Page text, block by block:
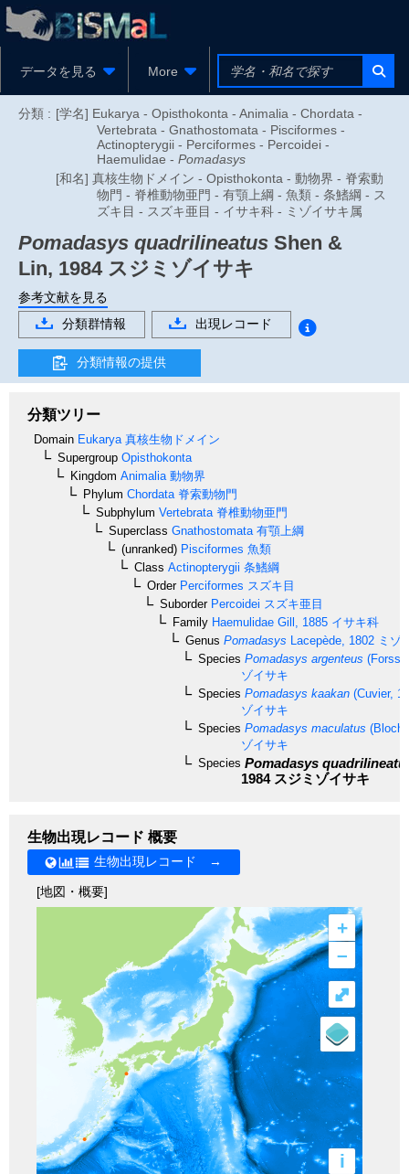
データを見る More
分類 : [学名] Eukarya - Opisthokonta - Animalia - Chordata -
Vertebrata - Gnathostomata - Pisciformes -
Actinopterygii - Perciformes - Percoidei -
Haemulidae - Pomadasys
[和名] 真核生物ドメイン - Opisthokonta - 動物界 - 脊索動
物門 - 脊椎動物亜門 - 有顎上綱 - 魚類 - 条鰭綱 - ス
ズキ目 - スズキ亜目 - イサキ科 - ミゾイサキ属
Pomadasys quadrilineatus Shen &
Lin, 1984 スジミゾイサキ
参考文献を見る
分類群情報
出現レコード
分類情報の提供
分類ツリー
Domain Eukarya 真核生物ドメイン
Supergroup Opisthokonta
Kingdom Animalia 動物界
Phylum Chordata 脊索動物門
Subphylum Vertebrata 脊椎動物亜門
Superclass Gnathostomata 有顎上綱
(unranked) Pisciformes 魚類
Class Actinopterygii 条鰭綱
OrderPerciformes スズキ目
SuborderPercoidei スズキ亜目
Family Haemulidae Gill, 1885 イサキ科
Genus Pomadasys Lacepède, 1802 ミゾ
Species Pomadasys argenteus
ゾイサキ
Species Pomadasys kaakan (Cuvier,
ゾイサキ
Species Pomadasys maculatus
ゾイサキ
Species Pomadasys
1984スジミゾイサキ
生物出現レコード 概要
生物出現レコード →
[地図・概要]
+
–
i
⤢